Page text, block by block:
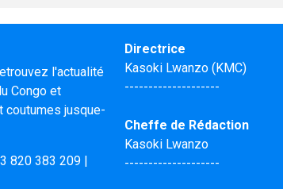
l'actualité
Congo et
coutumes jusque-
820 383 209
Directrice
Kasoki Lwanzo (KMC)
--------------------
Cheffe de Rédaction
Kasoki Lwanzo
--------------------